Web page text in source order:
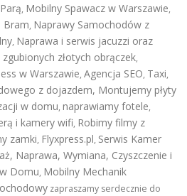
, Mobilny Spawacz w Warszawie,
Bram, Naprawy Samochodów z
, Naprawa i serwis jacuzzi oraz
złotych obrączek,
w Warszawie, Agencja SEO, Taxi,
z dojazdem, Montujemy płyty
w domu, naprawiamy fotele,
i kamery wifi, Robimy filmy z
zamki, Flyxpress.pl, Serwis Kamer
Naprawa, Wymiana, Czyszczenie i
Domu, Mobilny Mechanik
zapraszamy serdecznie do